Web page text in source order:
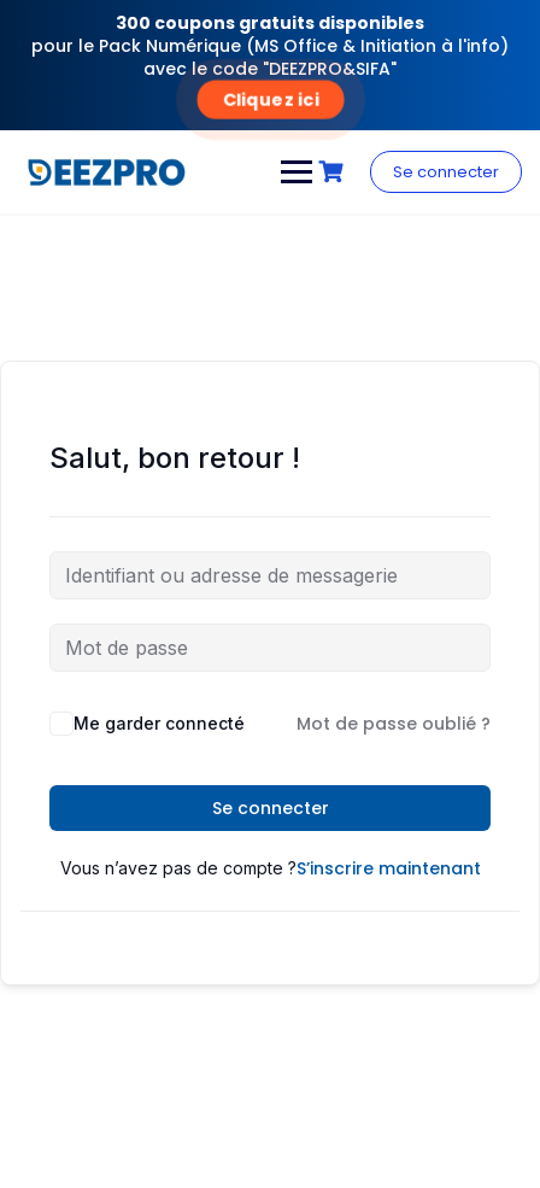
300 coupons gratuits disponibles
pour le Pack Numérique (MS Office & Initiation à l'info)
avec le code "DEEZPRO&SIFA"
Cliquez ici
content
Se connecter
Salut, bon retour !
Me garder connecté Mot de passe oublié ?
Se connecter
Vous n’avez pas de compte ?S’inscrire maintenant